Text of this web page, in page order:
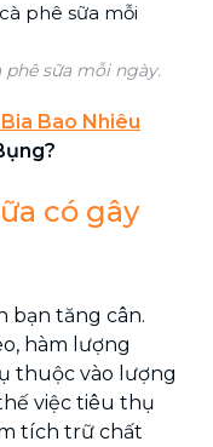
sữa mỗi ngày.
Bao Nhiêu
có gây
bạn tăng cân.
hàm lượng
thuộc vào lượng
việc tiêu thụ
tích trữ chất